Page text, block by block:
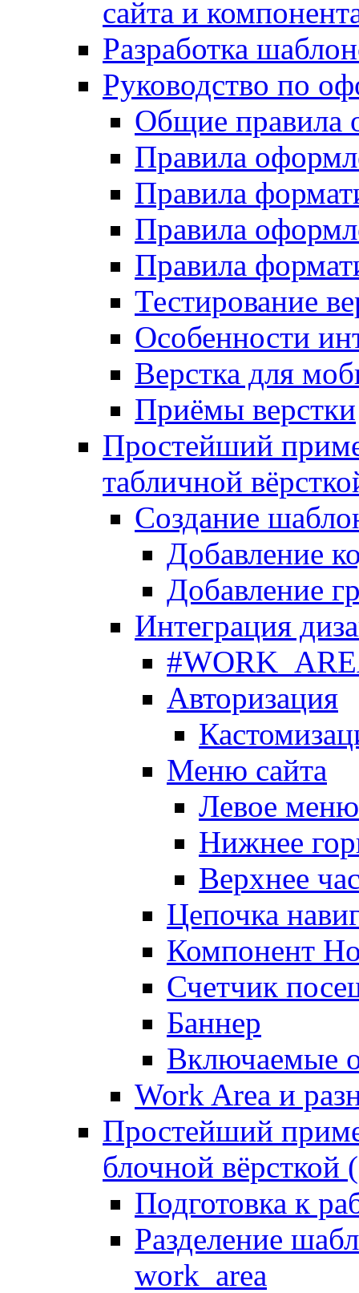
сайта и
Разработка
Руководство по
Общие правила
Правила
Правила
Правила
Правила
Тестирование
Особенности
Верстка для
Приёмы верстки
Простейший
табличной
Создание
Добавление
Добавление
Интеграция
Авторизация
Меню сайта
Левое меню
Нижнее
Верхнее
Цепочка
Компонент
Счетчик
Баннер
Включаемые
Work Area и
Простейший
блочной вёрсткой
Подготовка к
Разделение
work_area